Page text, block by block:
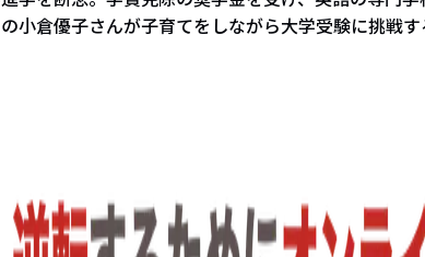
小倉優子さんが子育てをしながら大学受験に挑戦